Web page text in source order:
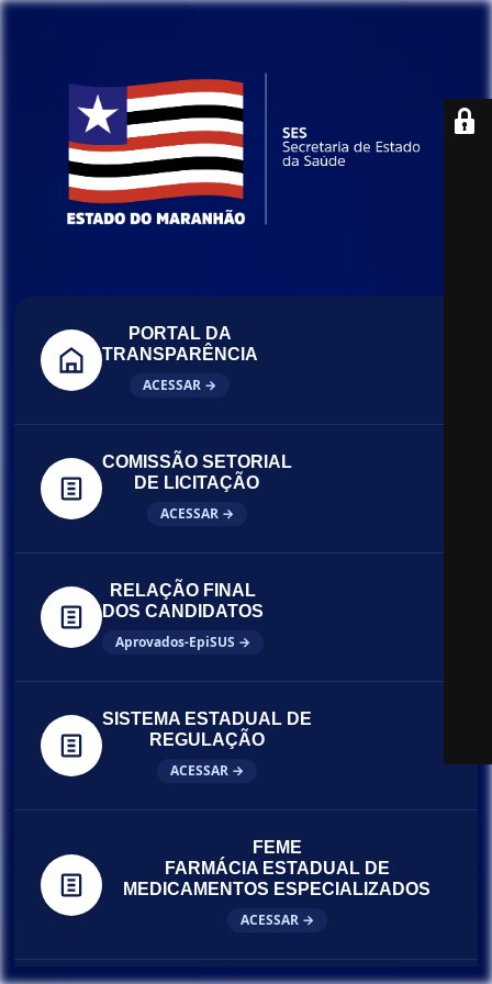
PORTAL DA
TRANSPARÊNCIA
ACESSAR →
COMISSÃO SETORIAL
DE LICITAÇÃO
ACESSAR →
RELAÇÃO FINAL
DOS CANDIDATOS
Aprovados-EpiSUS →
SISTEMA ESTADUAL DE
REGULAÇÃO
ACESSAR →
FEME
FARMÁCIA ESTADUAL DE
MEDICAMENTOS ESPECIALIZADOS
ACESSAR →